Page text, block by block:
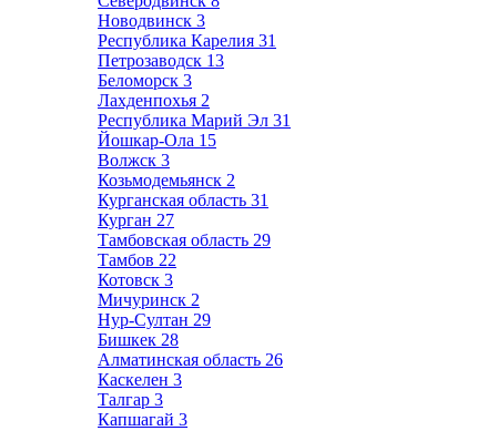
Новодвинск 3
Республика Карелия 31
Петрозаводск 13
Беломорск 3
Лахденпохья 2
Республика Марий Эл 31
Йошкар-Ола 15
Волжск 3
Козьмодемьянск 2
Курганская область 31
Курган 27
Тамбовская область 29
Тамбов 22
Котовск 3
Мичуринск 2
Нур-Султан 29
Бишкек 28
Алматинская область 26
Каскелен 3
Талгар 3
Капшагай 3